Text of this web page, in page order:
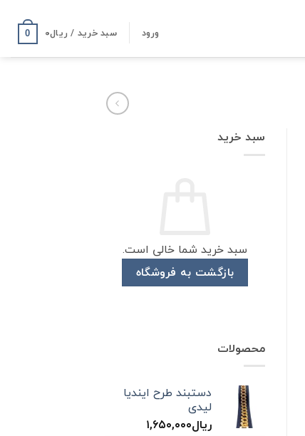
ورود سبد خرید / ریال۰ 0
سبد خرید
سبد خرید شما خالی است.
بازگشت به فروشگاه
محصولات
دستبند طرح ایندیا
لیدی
ریال۱,۶۵۰,۰۰۰